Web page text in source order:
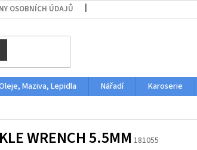
OSOBNÍCH ÚDAJŮ
Maziva, Lepidla Nářadí Karoserie
WRENCH 5.5MM 181055